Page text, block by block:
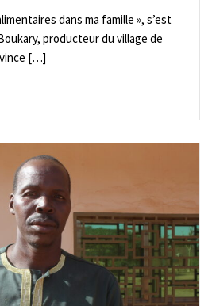
dans ma famille », s’est
producteur du village de
[…]